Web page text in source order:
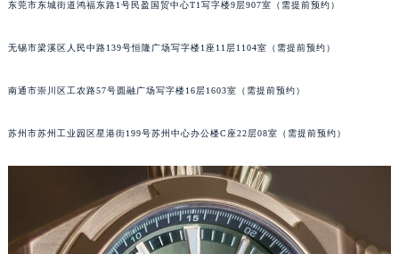
东莞市东城街道鸿福东路1号民盈国贸中心T1写字楼9层907室（需提前预约）
无锡市梁溪区人民中路139号恒隆广场写字楼1座11层1104室（需提前预约）
南通市崇川区工农路57号圆融广场写字楼16层1603室（需提前预约）
苏州市苏州工业园区星港街199号苏州中心办公楼C座22层08室（需提前预约）